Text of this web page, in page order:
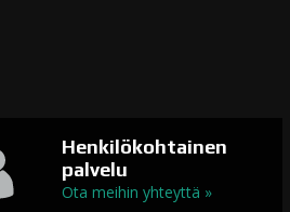
Henkilökohtainen
palvelu
Ota meihin yhteyttä »